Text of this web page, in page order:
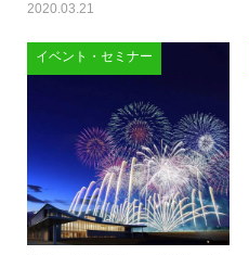
2020.03.21
イベント・セミナー